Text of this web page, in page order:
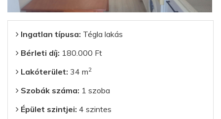
Ingatlan típusa: Tégla lakás
Bérleti díj: 180.000 Ft
Lakóterület: 34 m2
Szobák száma: 1 szoba
Épület szintjei: 4 szintes